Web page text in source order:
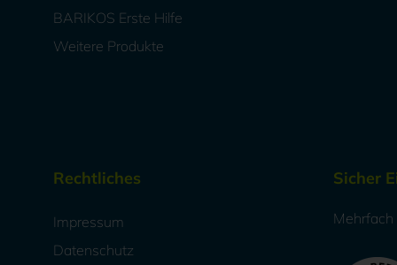
BARIKOS Erste Hilfe
Weitere Produkte
Rechtliches
Impressum
Datenschutz
Sicher
Mehrfach